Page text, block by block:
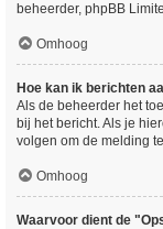
beheerder, phpBB
Omhoog
Hoe kan ik berichten
Als de beheerder het
bij het bericht. Als je
volgen om de melding
Omhoog
Waarvoor dient de